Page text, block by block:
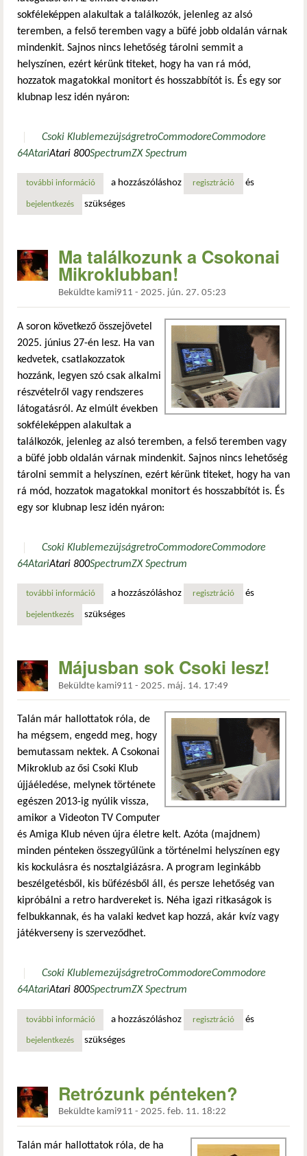
sokféleképpen alakultak a találkozók, jelenleg az alsó
teremben, a felső teremben vagy a büfé jobb oldalán várnak
mindenkit. Sajnos nincs lehetőség tárolni semmit a
helyszínen, ezért kérünk titeket, hogy ha van rá mód,
hozzatok magatokkal monitort és hosszabbítót is. És egy sor
klubnap lesz idén nyáron:
Csoki KlublemezújságretroCommodoreCommodore
64AtariAtari 800SpectrumZX Spectrum
további információpénteken találkozunk a csokonai mikroklubban!
a hozzászóláshoz regisztráció és
bejelentkezés szükséges
Ma találkozunk a Csokonai
Mikroklubban!
Beküldte kami911 - 2025. jún. 27. 05:23
A soron következő összejövetel
2025. június 27-én lesz. Ha van
kedvetek, csatlakozzatok
hozzánk, legyen szó csak alkalmi
részvételről vagy rendszeres
látogatásról. Az elmúlt években
sokféleképpen alakultak a
találkozók, jelenleg az alsó teremben, a felső teremben vagy
a büfé jobb oldalán várnak mindenkit. Sajnos nincs lehetőség
tárolni semmit a helyszínen, ezért kérünk titeket, hogy ha van
rá mód, hozzatok magatokkal monitort és hosszabbítót is. És
egy sor klubnap lesz idén nyáron:
Csoki KlublemezújságretroCommodoreCommodore
64AtariAtari 800SpectrumZX Spectrum
további információma találkozunk a csokonai mikroklubban! tartalommal
a hozzászóláshoz regisztráció és
bejelentkezés szükséges
Májusban sok Csoki lesz!
Beküldte kami911 - 2025. máj. 14. 17:49
Talán már hallottatok róla, de
ha mégsem, engedd meg, hogy
bemutassam nektek. A Csokonai
Mikroklub az ősi Csoki Klub
újjáéledése, melynek története
egészen 2013-ig nyúlik vissza,
amikor a Videoton TV Computer
és Amiga Klub néven újra életre kelt. Azóta (majdnem)
minden pénteken összegyűlünk a történelmi helyszínen egy
kis kockulásra és nosztalgiázásra. A program leginkább
beszélgetésből, kis büfézésből áll, és persze lehetőség van
kipróbálni a retro hardvereket is. Néha igazi ritkaságok is
felbukkannak, és ha valaki kedvet kap hozzá, akár kvíz vagy
játékverseny is szerveződhet.
Csoki KlublemezújságretroCommodoreCommodore
64AtariAtari 800SpectrumZX Spectrum
további információmájusban sok csoki lesz! tartalommal kapcsolatosan
a hozzászóláshoz regisztráció és
bejelentkezés szükséges
Retrózunk pénteken?
Beküldte kami911 - 2025. feb. 11. 18:22
Talán már hallottatok róla, de ha